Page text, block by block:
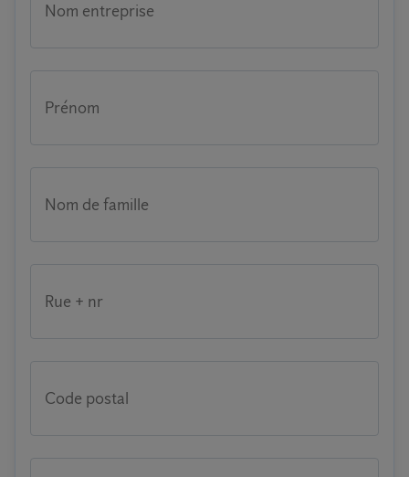
Nom entreprise
Prénom
Nom de famille
Rue + nr
Code postal